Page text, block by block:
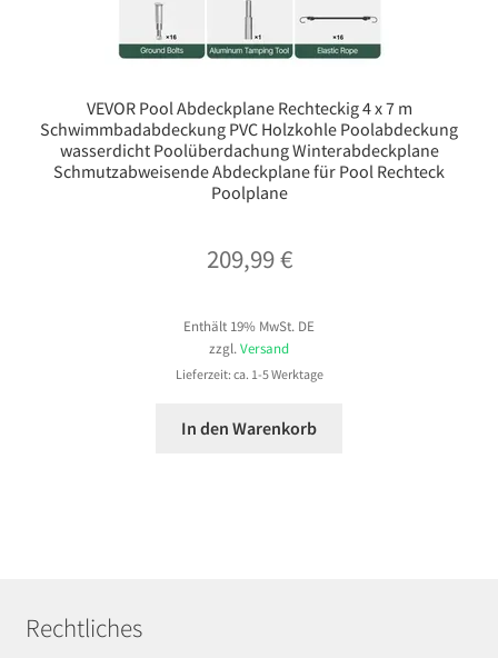
VEVOR Pool Abdeckplane Rechteckig 4 x 7 m
Schwimmbadabdeckung PVC Holzkohle Poolabdeckung
wasserdicht Poolüberdachung Winterabdeckplane
Schmutzabweisende Abdeckplane für Pool Rechteck
Poolplane
209,99€
Enthält 19% MwSt. DE
zzgl. Versand
Lieferzeit: ca. 1-5 Werktage
In den Warenkorb
Rechtliches